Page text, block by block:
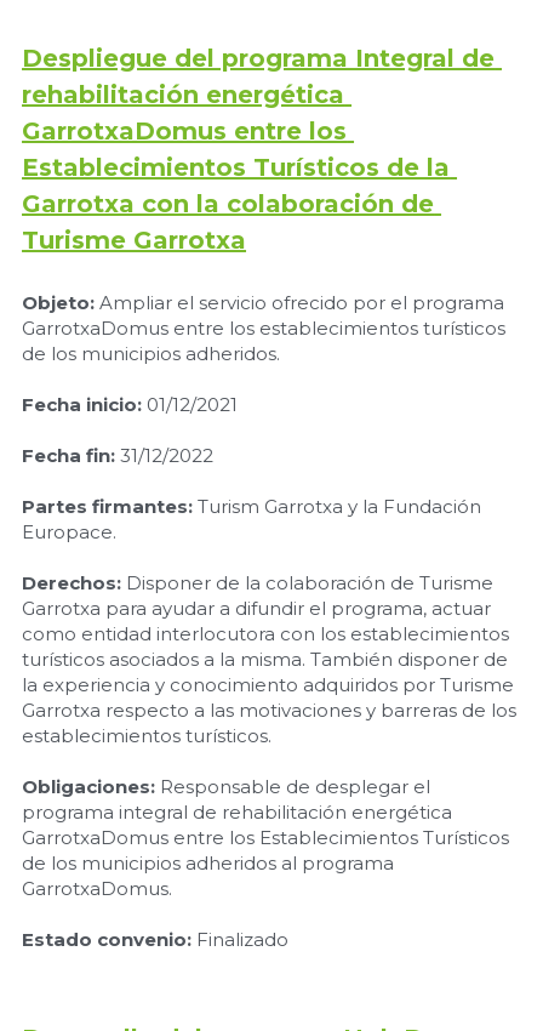
Despliegue del programa Integral de
rehabilitación energética
GarrotxaDomus entre los
Establecimientos Turísticos de la
Garrotxa con la colaboración de
Turisme Garrotxa
Objeto: Ampliar el servicio ofrecido por el programa
GarrotxaDomus entre los establecimientos turísticos
de los municipios adheridos.
Fecha inicio: 01/12/2021
Fecha fin: 31/12/2022
Partes firmantes: Turism Garrotxa y la Fundación
Europace.
Derechos: Disponer de la colaboración de Turisme
Garrotxa para ayudar a difundir el programa, actuar
como entidad interlocutora con los establecimientos
turísticos asociados a la misma. También disponer de
la experiencia y conocimiento adquiridos por Turisme
Garrotxa respecto a las motivaciones y barreras de los
establecimientos turísticos.
Obligaciones: Responsable de desplegar el
programa integral de rehabilitación energética
GarrotxaDomus entre los Establecimientos Turísticos
de los municipios adheridos al programa
GarrotxaDomus.
Estado convenio: Finalizado